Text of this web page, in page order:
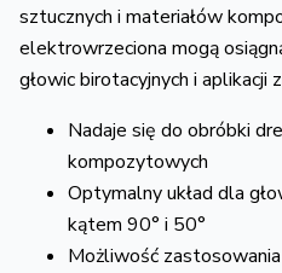
sztucznych i materiałów
elektrowrzeciona mogą
głowic birotacyjnych i aplikacji
Nadaje się do obróbki
kompozytowych
Optymalny układ dla
kątem 90° i 50°
Możliwość